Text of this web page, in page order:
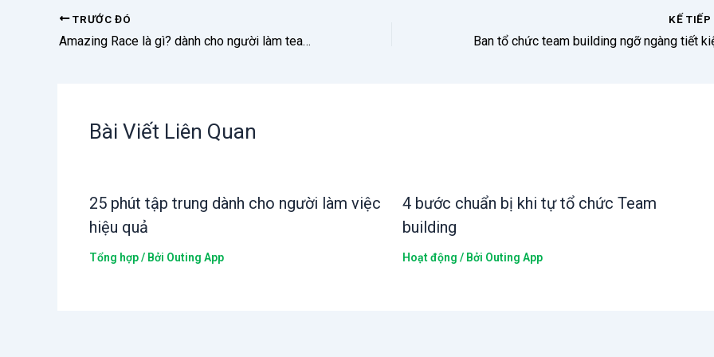
TRƯỚC ĐÓ
Amazing Race là gì? dành cho người làm team building
KẾ TIẾP
Bài Viết Liên Quan
25 phút tập trung dành cho người làm việc
hiệu quả
Tổng hợp/ Bởi Outing App
4 bước chuẩn bị khi tự tổ chức Team
building
Hoạt động / Bởi Outing App